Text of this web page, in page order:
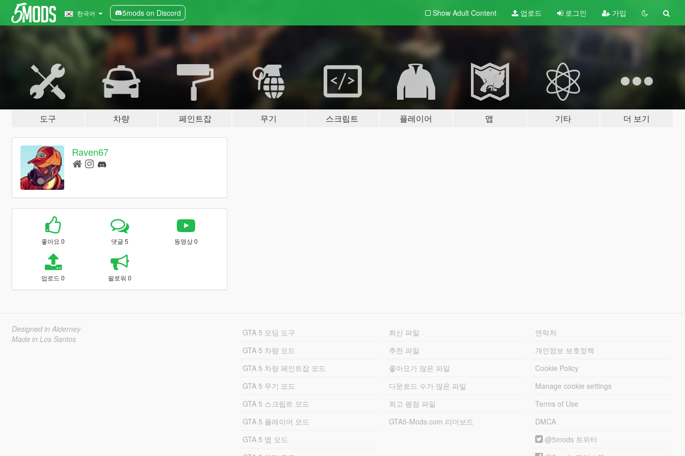
한국어 5mods on Discord Show Adult Content 업로드 로그인 가입
도구 차량 페인트잡 무기 스크립트 플레이어 맵 기타 더 보기
Raven67
좋아요 0 댓글 5 동영상 0
업로드 0 팔로워 0
Designed in Alderney
Made in Los Santos
GTA 5 모딩 도구
GTA 5 차량 모드
GTA 5 차량 페인트잡 모드
GTA 5 무기 모드
GTA 5 스크립트 모드
GTA 5 플레이어 모드
GTA 5 맵 모드
최신 파일
추천 파일
좋아요가 많은 파일
다운로드 수가 많은 파일
최고 평점 파일
GTA5-Mods.com 리더보드
연락처
개인정보 보호정책
Cookie Policy
Manage cookie settings
Terms of Use
DMCA
@5mods 트위터